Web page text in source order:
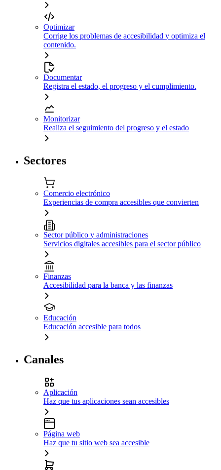
Optimizar
Corrige los problemas de accesibilidad y optimiza el
contenido.
Documentar
Registra el estado, el progreso y el cumplimiento.
Monitorizar
Realiza el seguimiento del progreso y el estado
Sectores
Comercio electrónico
Experiencias de compra accesibles que convierten
Sector público y administraciones
Servicios digitales accesibles para el sector público
Finanzas
Accesibilidad para la banca y las finanzas
Educación
Educación accesible para todos
Canales
Aplicación
Haz que tus aplicaciones sean accesibles
Página web
Haz que tu sitio web sea accesible